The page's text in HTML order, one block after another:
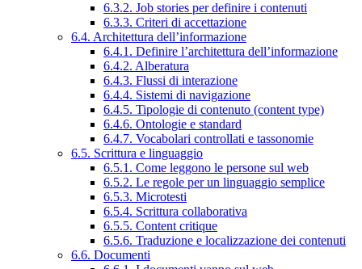
6.3.2. Job stories per definire i contenuti
6.3.3. Criteri di accettazione
6.4. Architettura dell’informazione
6.4.1. Definire l’architettura dell’informazione
6.4.2. Alberatura
6.4.3. Flussi di interazione
6.4.4. Sistemi di navigazione
6.4.5. Tipologie di contenuto (content type)
6.4.6. Ontologie e standard
6.4.7. Vocabolari controllati e tassonomie
6.5. Scrittura e linguaggio
6.5.1. Come leggono le persone sul web
6.5.2. Le regole per un linguaggio semplice
6.5.3. Microtesti
6.5.4. Scrittura collaborativa
6.5.5. Content critique
6.5.6. Traduzione e localizzazione dei contenuti
6.6. Documenti